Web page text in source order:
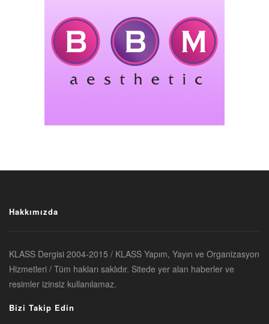
Hakkımızda
KLASS Dergisi 2004-2015 / KLASS Yapım, Yayın ve Organizasyon
Hizmetleri / Tüm hakları saklıdır. Sitede yer alan haberler ve
resimler izinsiz kullanılamaz.
Bizi Takip Edin